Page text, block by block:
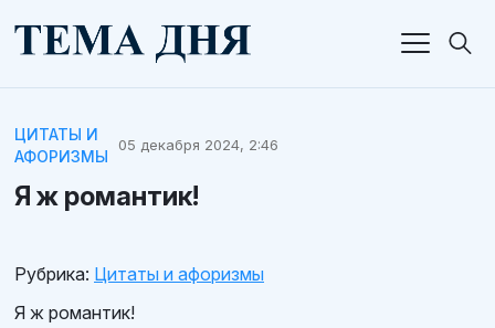
ЦИТАТЫ И
АФОРИЗМЫ
05 декабря 2024, 2:46
Я ж романтик!
Рубрика: Цитаты и афоризмы
Я ж романтик!